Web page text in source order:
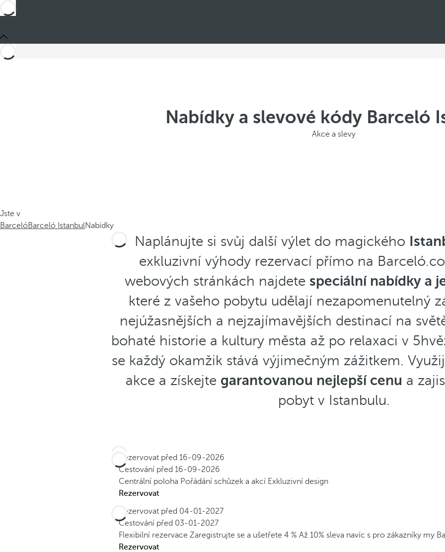
Nabídky a slevové kódy Barceló
Akce a slevy
Jste v
BarcelóBarceló IstanbulNabídky
Naplánujte si svůj další výlet do magického
exkluzivní výhody rezervací přímo na
webových stránkách najdete speciální nabídky a
které z vašeho pobytu udělají nezapomenutelný
nejúžasnějších a nejzajímavějších destinací na
bohaté historie a kultury města až po relaxaci v
se každý okamžik stává výjimečným zážitkem.
akce a získejte garantovanou nejlepší cenu a
pobyt v Istanbulu.
Rezervovat před 16-09-2026
Cestování před 16-09-2026
Centrální poloha Pořádání schůzek a akcí Exkluzivní design
Rezervovat
Rezervovat před 04-01-2027
Cestování před 03-01-2027
Flexibilní rezervace Zaregistrujte se a ušetřete 4 % Až 10% sleva navíc s pro zákazníky my
Rezervovat